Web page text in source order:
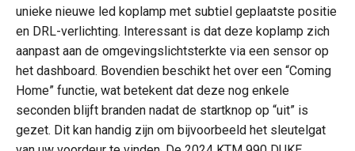
unieke nieuwe led koplamp met subtiel geplaatste positie
en DRL-verlichting. Interessant is dat deze koplamp zich
aanpast aan de omgevingslichtsterkte via een sensor op
het dashboard. Bovendien beschikt het over een “Coming
Home” functie, wat betekent dat deze nog enkele
seconden blijft branden nadat de startknop op “uit” is
gezet. Dit kan handig zijn om bijvoorbeeld het sleutelgat